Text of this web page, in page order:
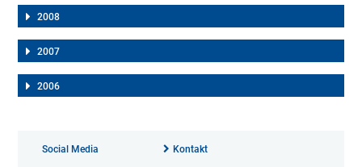
2008
2007
2006
Social Media Kontakt